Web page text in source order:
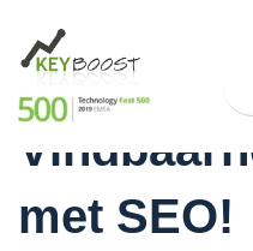
Verbeter
met SEO!